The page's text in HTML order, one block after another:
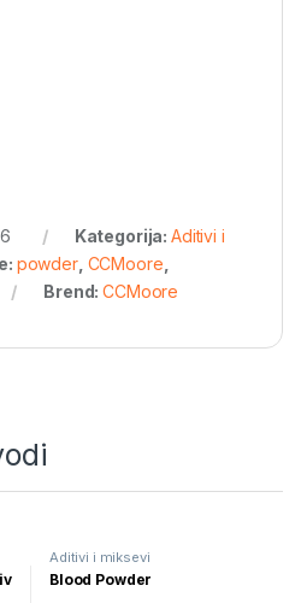
Kategorija: Aditivi i
powder, CCMoore
Brend:CCMoore
Aditivi i miksevi
Blood Powder